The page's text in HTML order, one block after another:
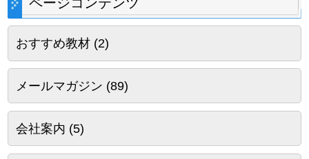
おすすめ教材(2)
メールマガジン (89)
会社案内 (5)